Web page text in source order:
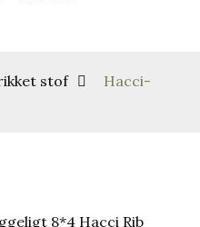
stof
Hacci-